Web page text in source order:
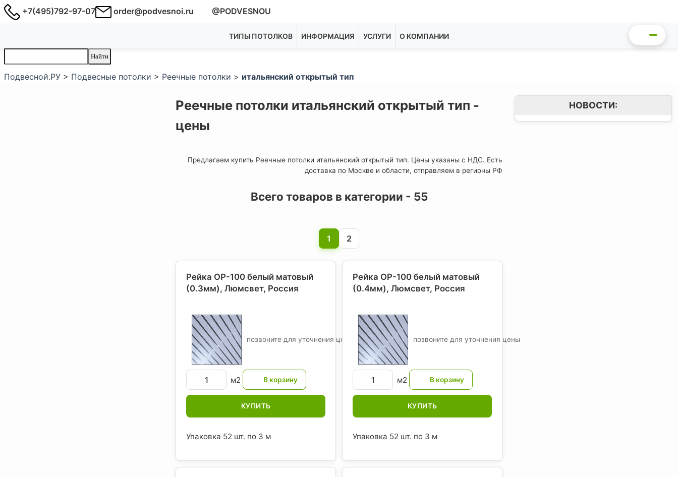
+7(495)792-97-07 order@podvesnoi.ru @PODVESNOU
ТИПЫ ПОТОЛКОВ ИНФОРМАЦИЯ УСЛУГИ О КОМПАНИИ
Подвесной.РУ > Подвесные потолки > Реечные потолки > итальянский открытый тип
Реечные потолки итальянский открытый тип -
цены
Предлагаем купить Реечные потолки итальянский открытый тип. Цены указаны с НДС. Есть
доставка по Москве и области, отправляем в регионы РФ
Всего товаров в категории - 55
1 2
Рейка ОР-100 белый матовый
(0.3мм), Люмсвет, Россия
позвоните для уточнения цены
м2
КУПИТЬ
Упаковка 52 шт. по 3 м
Рейка ОР-100 белый матовый
(0.4мм), Люмсвет, Россия
позвоните для уточнения цены
м2
КУПИТЬ
Упаковка 52 шт. по 3 м
НОВОСТИ: